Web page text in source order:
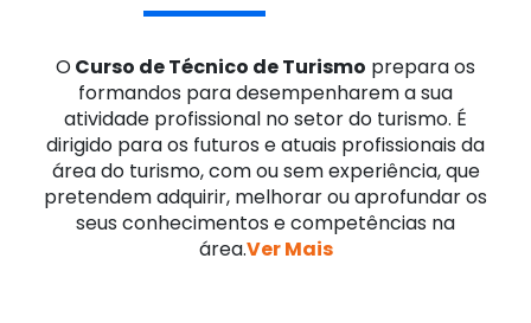
OCurso de Técnico de Turismo prepara os
formandos para desempenharem a sua
atividade profissional no setor do turismo. É
dirigido para os futuros e atuais profissionais da
área do turismo, com ou sem experiência, que
pretendem adquirir, melhorar ou aprofundar os
seus conhecimentos e competências na
área.Ver Mais